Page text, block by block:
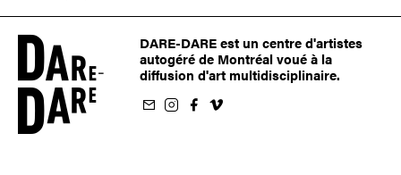
DARE-DARE est un centre d'artistes
autogéré de Montréal voué à la
diffusion d'art multidisciplinaire.
sur Instagram
sur Facebook
nous sur Vimeo